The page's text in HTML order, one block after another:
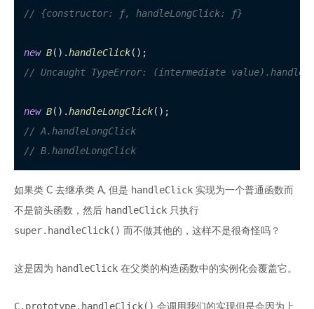
// {constructor: ƒ, handleLongClick: ƒ}
new B().handleClick
// Uncaught TypeError: (intermediate
new B().handleLongClick
// A.handleLongClick
// B.handleLongClick
如果类 C 去继承类 A, 但是 handleClick 实现为一个普通函数而
不是箭头函数，然后 handleClick 只执行
super.handleClick() 而不做其他的，这样不是很奇怪吗？
这是因为 handleClick 在父类的构造函数中的实例化会覆盖它。
C.prototype.handleClick() 会调用我们的实现但是会因为上